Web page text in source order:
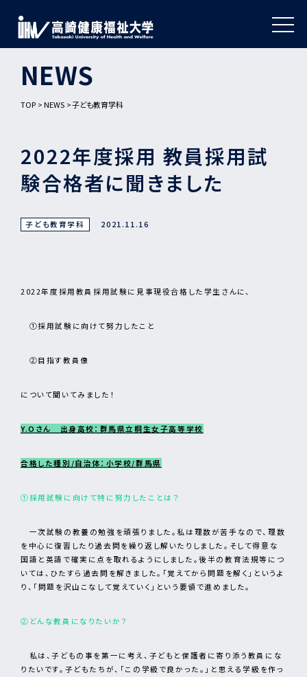
NEWS
TOP NEWS 子ども教育学科
2022年度採用 教員採用試
験合格者に聞きました
子ども教育学科 2021.11.16
2022年度採用教員採用試験に見事現役合格した学生さんに、
①採用試験に向けて努力したこと
②目指す教員像
について聞いてみました！
Y.Oさん 出身高校：群馬県立桐生女子高等学校
合格した種別/自治体：小学校/群馬県
①採用試験に向けて特に努力したことは？
一次試験の教養の勉強を頑張りました。私は理数が苦手なので、理数
を中心に復習したり過去問を繰り返し解いたりしました。そして得意な
国語と英語で確実に点を取れるようにしました。後半の教育法規等につ
いては、ひたすら過去問を解きました。「覚えてから問題を解く」というよ
り、「問題を沢山こなして覚えていく」という要領で進めました。
②どんな教員になりたいか？
私は、子どもの事を第一に考え、子どもと保護者に寄り添う教員にな
りたいです。子どもたちが、「この学級で良かった。」と思える学級を作っ